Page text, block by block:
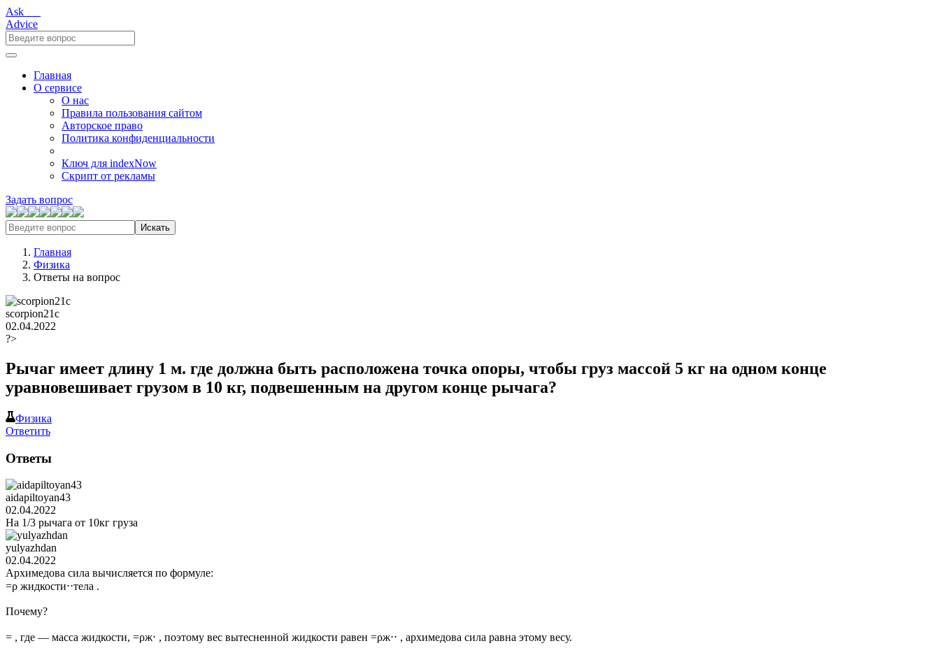
Ask___
Advice
Главная
О сервисе
О нас
Правила пользования сайтом
Авторское право
Политика конфиденциальности
Ключ для indexNow
Скрипт от рекламы
Задать вопрос
Искать
Главная
Физика
Ответы на вопрос
scorpion21c
02.04.2022
?>
Рычаг имеет длину 1 м. где должна быть расположена точка опоры, чтобы груз массой 5 кг на одном конце
уравновешивает грузом в 10 кг, подвешенным на другом конце рычага?
Физика
Ответить
Ответы
aidapiltoyan43
02.04.2022
На 1/3 рычага от 10кг груза
yulyazhdan
02.04.2022
Архимедова сила вычисляется по формуле:
=ρ жидкости⋅⋅тела .
Почему?
= , где — масса жидкости, =ρж⋅ , поэтому вес вытесненной жидкости равен =ρж⋅⋅ , архимедова сила равна этому весу.